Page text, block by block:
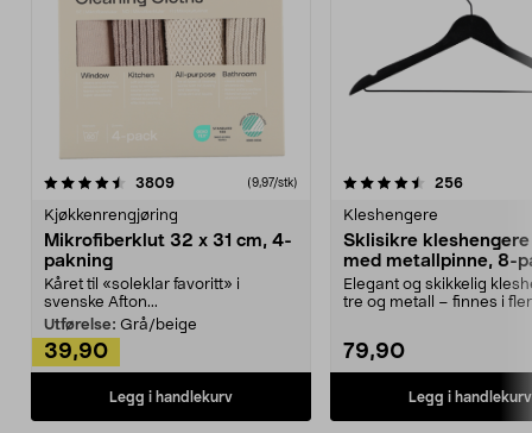
3809anmeldelser(9,97/stk)
Kjøkkenrengjøring
Mikrofiberklut 32 x 31 cm, 4-
pakning
Kåret til «soleklar favoritt» i
svenske Afton...
Utførelse: Grå/beige
39,90
Legg i handlekurv
4.5av 5 stjerner 256
Kleshengere
Sklisikre
med metallpinne, 8-
Elegant og skikkelig
tre og metall – finnes i
79,90
Legg i handlekurv
4.5av 5 stjerner